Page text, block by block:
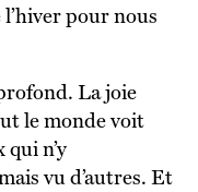
pour nous
le monde voit
qui n’y
vu d’autres. Et